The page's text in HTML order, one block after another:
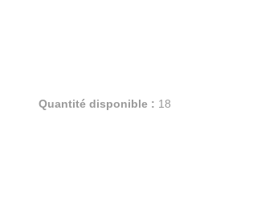
Quantité disponible : 18